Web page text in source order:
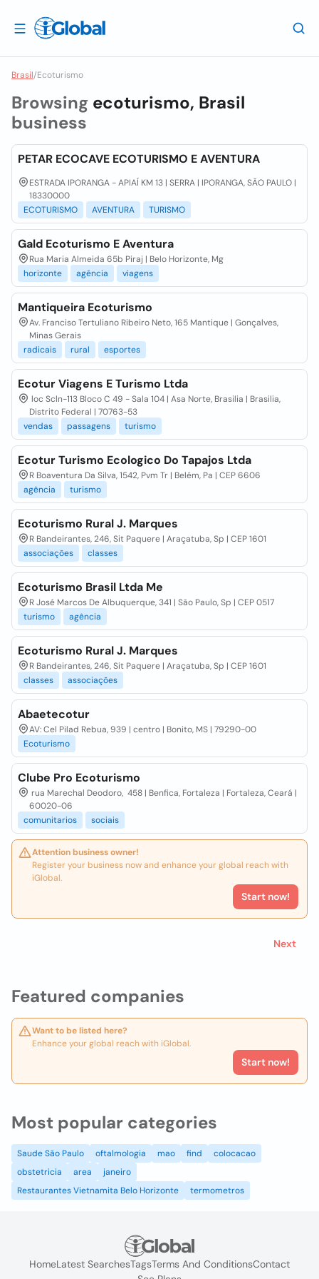
Brasil/Ecoturismo
Featured companies
Want to be listed here?
Enhance your global reach with iGlobal.
Start now!
Browsing ecoturismo, Brasil
business
PETAR ECOCAVE ECOTURISMO E AVENTURA
ESTRADA IPORANGA - APIAÍ KM 13 | SERRA | IPORANGA, SÃO PAULO |
18330000
ECOTURISMO
AVENTURA TURISMO
Gald Ecoturismo E Aventura
Rua Maria Almeida 65b Piraj | Belo Horizonte, Mg
horizonte
agência viagens
Mantiqueira Ecoturismo
Av. Franciso Tertuliano Ribeiro Neto, 165 Mantique | Gonçalves,
Minas Gerais
radicais
rural esportes
Ecotur Viagens E Turismo Ltda
loc Scln-113 Bloco C 49 - Sala 104 | Asa Norte, Brasilia | Brasilia,
Distrito Federal | 70763-53
vendas
passagens turismo
Ecotur Turismo Ecologico Do Tapajos Ltda
R Boaventura Da Silva, 1542, Pvm Tr | Belém, Pa | CEP 6606
agência
turismo
Ecoturismo Rural J. Marques
R Bandeirantes, 246, Sit Paquere | Araçatuba, Sp | CEP 1601
associações
classes
Ecoturismo Brasil Ltda Me
R José Marcos De Albuquerque, 341 | São Paulo, Sp | CEP 0517
turismo
agência
Ecoturismo Rural J. Marques
R Bandeirantes, 246, Sit Paquere | Araçatuba, Sp | CEP 1601
classes
associações
Abaetecotur
AV: Cel Pilad Rebua, 939 | centro | Bonito, MS | 79290-00
Ecoturismo
Clube Pro Ecoturismo
rua Marechal Deodoro, 458 | Benfica, Fortaleza | Fortaleza, Ceará |
60020-06
comunitarios
sociais
Attention business owner!
Register your business now and enhance your global reach with
iGlobal.
Start now!
Next
Most popular categories
Saude São Paulo oftalmologia mao find
colocacao
obstetricia
area
janeiro
Restaurantes Vietnamita Belo Horizonte
termometros
HomeLatest SearchesTagsTerms And ConditionsContact